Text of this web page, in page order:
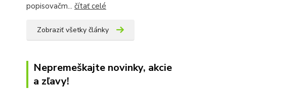
popisovačm... čítať celé
Zobraziť všetky články
Nepremeškajte novinky, akcie
a zľavy!